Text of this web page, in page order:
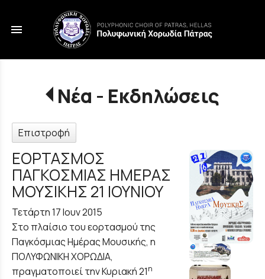
menu
Νέα - Εκδηλώσεις
Επιστροφή
ΕΟΡΤΑΣΜΟΣ
ΠΑΓΚΟΣΜΙΑΣ ΗΜΕΡΑΣ
ΜΟΥΣΙΚΗΣ 21 ΙΟΥΝΙΟΥ
Τετάρτη 17 Ιουν 2015
Στο πλαίσιο του εορτασμού της
Παγκόσμιας Ημέρας Μουσικής, η
ΠΟΛΥΦΩΝΙΚΗ ΧΟΡΩΔΙΑ,
πραγματοποιεί την Κυριακή 21η